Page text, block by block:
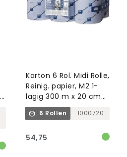
Karton 6 Rol. Midi Rolle,
Reinig. papier, M2 1-
lagig 300 m x 20 cm
blau
6 Rollen 1000720
54,75